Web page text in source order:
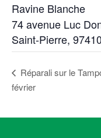
Ravine Blanche
74 avenue Luc
Saint-Pierre, 97410
Réparali sur le
février